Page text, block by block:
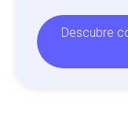
Descubre